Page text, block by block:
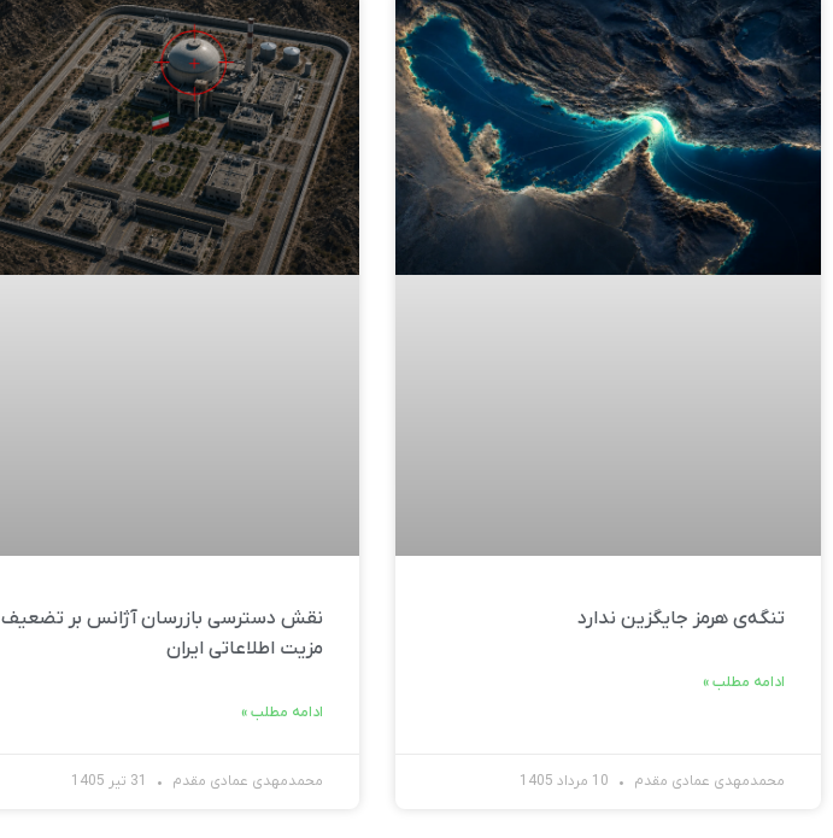
تنگه‌ی هرمز جایگزین ندارد
ادامه مطلب »
محمدمهدی عمادی مقدم
نقش دسترسی بازرسان آژانس بر تضعیف
مزیت اطلاعاتی ایران
ادامه مطلب »
محمدمهدی عمادی مقدم